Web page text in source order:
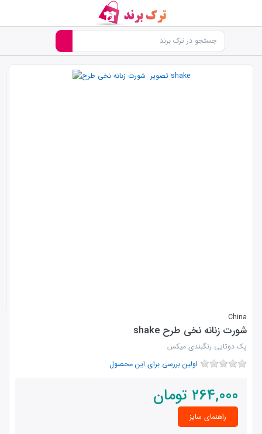
China
شورت زنانه نخی طرح shake
پک دوتایی رنگبندی میکس
اولین بررسی برای این محصول
264,000 تومان
راهنمای سایز